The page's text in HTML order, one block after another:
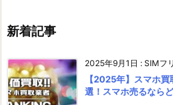
新着記事
2025年9月1日 : SIMフ
【2025年】スマホ
選！スマホ売るなら